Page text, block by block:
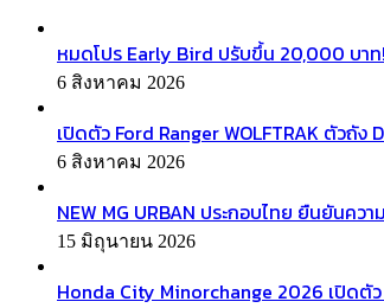
หมดโปร Early Bird ปรับขึ้น 20,000 บาท
6 สิงหาคม 2026
เปิดตัว Ford Ranger WOLFTRAK ตัวถั
6 สิงหาคม 2026
NEW MG URBAN ประกอบไทย ยืนยันค
15 มิถุนายน 2026
Honda City Minorchange 2026 เปิดตั